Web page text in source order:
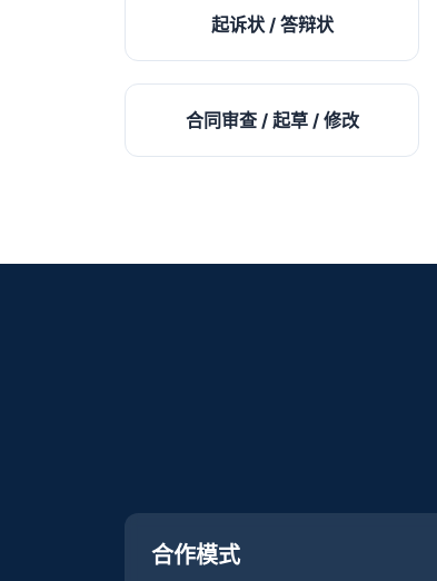
起诉状 / 答辩状
合同审查 / 起草 / 修改
合作模式